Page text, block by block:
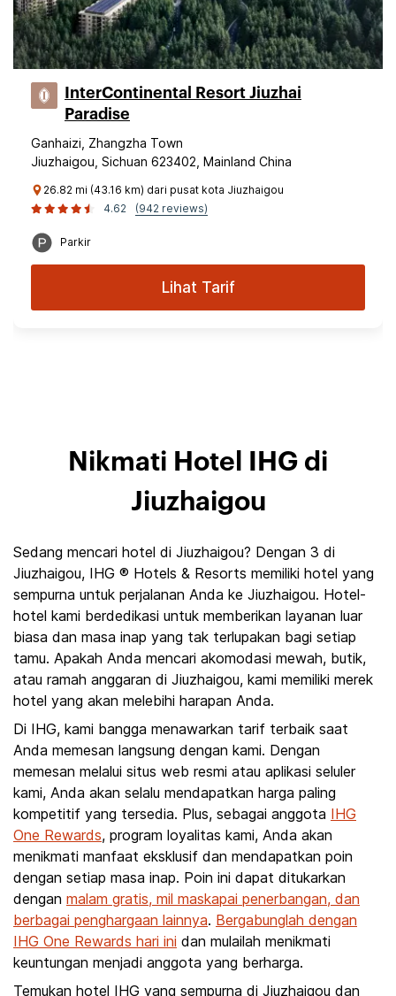
InterContinental Resort Jiuzhai
Paradise
Ganhaizi, Zhangzha Town
Jiuzhaigou, Sichuan 623402, Mainland China
26.82 mi (43.16 km) dari pusat kota Jiuzhaigou
4.62
(942 reviews)
Parkir
Lihat Tarif
Nikmati Hotel IHG di
Jiuzhaigou
Sedang mencari hotel di Jiuzhaigou? Dengan 3 di
Jiuzhaigou, IHG ® Hotels & Resorts memiliki hotel yang
sempurna untuk perjalanan Anda ke Jiuzhaigou. Hotel-
hotel kami berdedikasi untuk memberikan layanan luar
biasa dan masa inap yang tak terlupakan bagi setiap
tamu. Apakah Anda mencari akomodasi mewah, butik,
atau ramah anggaran di Jiuzhaigou, kami memiliki merek
hotel yang akan melebihi harapan Anda.
Di IHG, kami bangga menawarkan tarif terbaik saat
Anda memesan langsung dengan kami. Dengan
memesan melalui situs web resmi atau aplikasi seluler
kami, Anda akan selalu mendapatkan harga paling
kompetitif yang tersedia. Plus, sebagai anggota IHG
One Rewards, program loyalitas kami, Anda akan
menikmati manfaat eksklusif dan mendapatkan poin
dengan setiap masa inap. Poin ini dapat ditukarkan
dengan malam gratis, mil maskapai penerbangan, dan
berbagai penghargaan lainnya. Bergabunglah dengan
IHG One Rewards hari ini dan mulailah menikmati
keuntungan menjadi anggota yang berharga.
Temukan hotel IHG yang sempurna di Jiuzhaigou dan